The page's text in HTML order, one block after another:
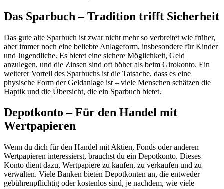
Das Sparbuch – Tradition trifft Sicherheit
Das gute alte Sparbuch ist zwar nicht mehr so verbreitet wie früher,
aber immer noch eine beliebte Anlageform, insbesondere für Kinder
und Jugendliche. Es bietet eine sichere Möglichkeit, Geld
anzulegen, und die Zinsen sind oft höher als beim Girokonto. Ein
weiterer Vorteil des Sparbuchs ist die Tatsache, dass es eine
physische Form der Geldanlage ist – viele Menschen schätzen die
Haptik und die Übersicht, die ein Sparbuch bietet.
Depotkonto – Für den Handel mit
Wertpapieren
Wenn du dich für den Handel mit Aktien, Fonds oder anderen
Wertpapieren interessierst, brauchst du ein Depotkonto. Dieses
Konto dient dazu, Wertpapiere zu kaufen, zu verkaufen und zu
verwalten. Viele Banken bieten Depotkonten an, die entweder
gebührenpflichtig oder kostenlos sind, je nachdem, wie viele